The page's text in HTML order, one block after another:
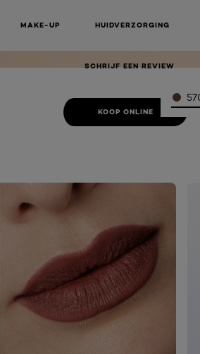
MAKE-UP HUIDVERZORGING
BLURFILLER
LIP LINER
SCHRIJF EEN REVIEW
KOOP ONLINE